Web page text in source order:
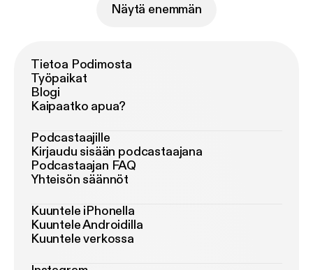
Näytä enemmän
Tietoa Podimosta
Työpaikat
Blogi
Kaipaatko apua?
Podcastaajille
Kirjaudu sisään podcastaajana
Podcastaajan FAQ
Yhteisön säännöt
Kuuntele iPhonella
Kuuntele Androidilla
Kuuntele verkossa